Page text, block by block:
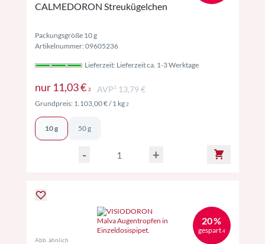
CALMEDORON Streukügelchen
Packungsgröße 10 g
Artikelnummer: 09605236
Lieferzeit: Lieferzeit ca. 1-3 Werktage
nur 11,03 € 2Preise inkl. MwSt. ggf. zzgl. Versand
AVP² 13,79 €
Grundpreis: 1.103,00 €/ 1 kg 2Preise inkl. MwSt. ggf. zzgl. Versand
10 g 50 g
- +
20 %
gespart 4
Abb. ähnlich